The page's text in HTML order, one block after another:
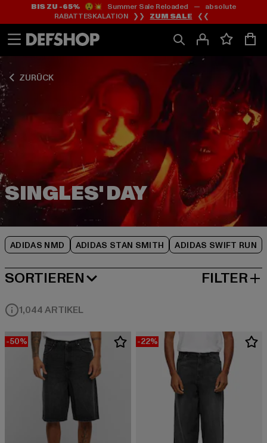
Zum
Inhalt
springen
Zum
Fußzeile
springen
BIS ZU -65%😲💥 Summer Sale Reloaded — absolute
RABATTESKALATION ❯❯ ZUM SALE ❮❮
ZURÜCK
ADIDAS NMD ADIDAS STAN SMITH ADIDAS SWIFT RUN
Zum
Produktraster
springen
SORTIEREN
BELIEBTESTE FILTER
1,044 ARTIKEL
-50% -22%